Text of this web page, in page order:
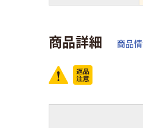
商品詳細 商品